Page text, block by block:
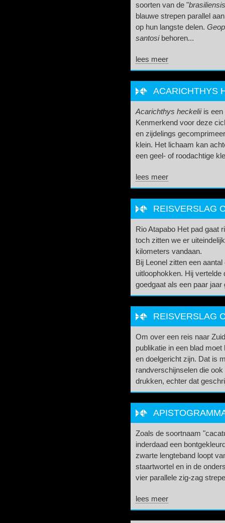
soorten van de "
blauwe strepen parallel
op hun langste delen.
santosi behoren...
lees meer
ACARICHTHYS
Acarichthys heckeliiis een
Kenmerkend voor deze
en zijdelings
klein. Het lichaam kan
een geel- of roodachtige
lees meer
REISVERSLAG
Rio Atapabo Het pad gaat
toch zitten we er
kilometers vandaan.
Bij Leonel zitten een
uitloophokken. Hij
goedgaat als een paar
REISVERSLAG
Om over een reis naar
publikatie in een blad
en doelgericht zijn. Dat is
randverschijnselen die
drukken, echter dat
Zoals de soortnaam
inderdaad een
zwarte lengteband loopt
staartwortel en in de
vier parallele zig-zag
lees meer